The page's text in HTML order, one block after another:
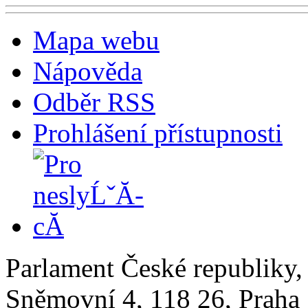
Mapa webu
Nápověda
Odběr RSS
Prohlášení přístupnosti
Parlament České
Sněmovní 4, 118 26,